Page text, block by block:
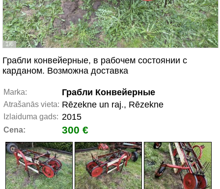
1/6
Грабли конвейерные, в рабочем состоянии с
карданом. Возможна доставка
Marka: Грабли Конвейерные
Atrašanās vieta: Rēzekne un raj., Rēzekne
Izlaiduma gads: 2015
Cena: 300 €